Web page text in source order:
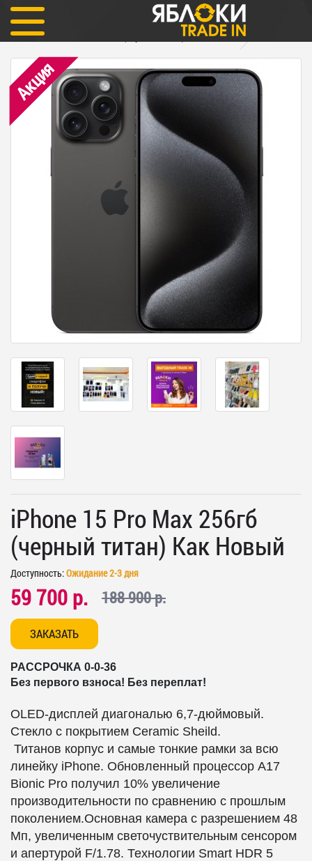
iPhone 15 Pro Max
iPhone 15 Pro Max 256гб (черный титан) Как Новый
Акция
iPhone 15 Pro Max 256гб
(черный титан) Как Новый
Доступность:Ожидание 2-3 дня
59 700 р. 188 900 р.
ЗАКАЗАТЬ
РАССРОЧКА 0-0-36
Без первого взноса! Без переплат!
OLED-дисплей диагональю 6,7-дюймовый.
Стекло с покрытием Ceramic Sheild.
Титанов корпус и самые тонкие рамки за всю
линейку iPhone. Обновленный процессор A17
Bionic Pro получил 10% увеличение
производительности по сравнению с прошлым
поколением.Основная камера с разрешением 48
Мп, увеличенным светочуствительным сенсором
и апертурой F/1.78. Технологии Smart HDR 5